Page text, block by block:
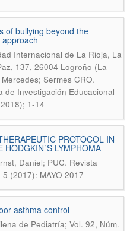
of bullying beyond the
Internacional de La Rioja, La
137, 26004 Logroño (La
Sermes CRO.
de Investigación Educacional
1-14
PROTOCOL IN
HODGKIN`S LYMPHOMA
Daniel; PUC. Revista
(2017): MAYO 2017
asthma control
de Pediatría; Vol. 92, Núm.